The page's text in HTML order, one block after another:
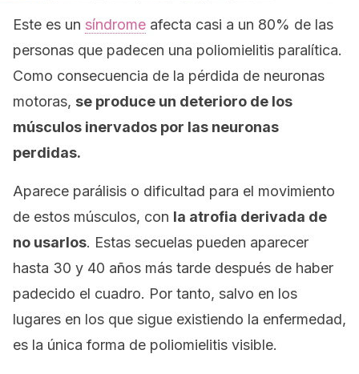
Este es un síndrome afecta casi a un 80% de las
personas que padecen una poliomielitis paralítica.
Como consecuencia de la pérdida de neuronas
motoras, se produce un deterioro de los
músculos inervados por las neuronas
perdidas.
Aparece parálisis o dificultad para el movimiento
de estos músculos, con la atrofia derivada de
no usarlos. Estas secuelas pueden aparecer
hasta 30 y 40 años más tarde después de haber
padecido el cuadro. Por tanto, salvo en los
lugares en los que sigue existiendo la enfermedad,
es la única forma de poliomielitis visible.